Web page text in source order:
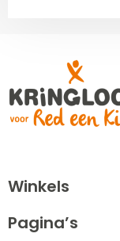
Winkels
Pagina’s